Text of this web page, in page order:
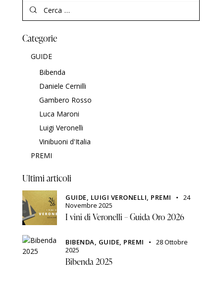
Categorie
GUIDE
Bibenda
Daniele Cernilli
Gambero Rosso
Luca Maroni
Luigi Veronelli
Vinibuoni d'Italia
PREMI
Ultimi articoli
GUIDE, LUIGI VERONELLI, PREMI
24
Novembre 2025
I vini di Veronelli – Guida Oro 2026
BIBENDA, GUIDE, PREMI
28 Ottobre
2025
Bibenda 2025